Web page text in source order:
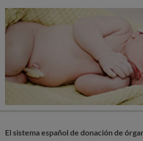
El sistema español de donación de